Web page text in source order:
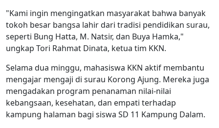
"Kami ingin mengingatkan masyarakat bahwa banyak
tokoh besar bangsa lahir dari tradisi pendidikan surau,
seperti Bung Hatta, M. Natsir, dan Buya Hamka,"
ungkap Tori Rahmat Dinata, ketua tim KKN.
Selama dua minggu, mahasiswa KKN aktif membantu
mengajar mengaji di surau Korong Ajung. Mereka juga
mengadakan program penanaman nilai-nilai
kebangsaan, kesehatan, dan empati terhadap
kampung halaman bagi siswa SD 11 Kampung Dalam.